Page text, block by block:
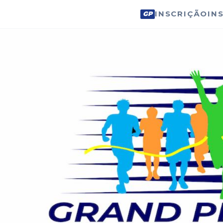
GP INSCRIÇÃO